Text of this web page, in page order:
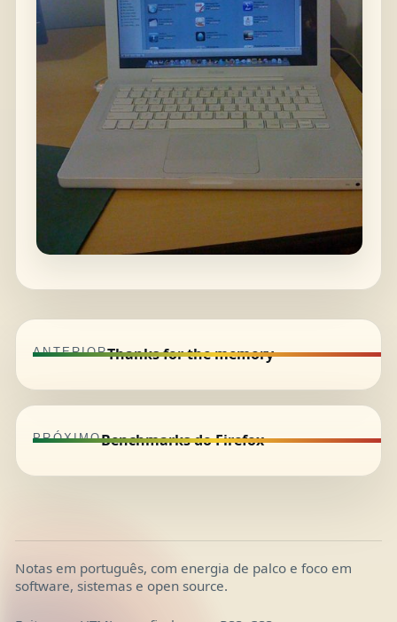
ANTERIORThanks for the memory
PRÓXIMOBenchmarks do Firefox
Notas em português, com energia de palco e foco em
software, sistemas e open source.